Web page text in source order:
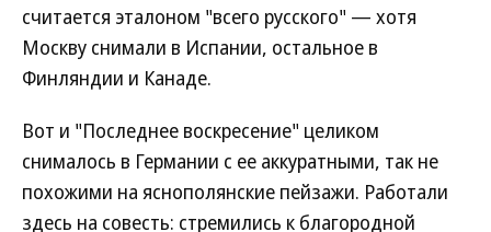
считается эталоном "всего русского" — хотя
Москву снимали в Испании, остальное в
Финляндии и Канаде.
Вот и "Последнее воскресение" целиком
снималось в Германии с ее аккуратными, так не
похожими на яснополянские пейзажи. Работали
здесь на совесть: стремились к благородной